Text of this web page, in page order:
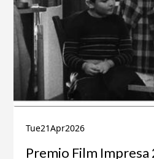
Tue21Apr2026
Premio Film Impresa